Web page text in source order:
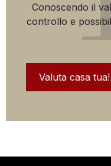
Conoscendo il
controllo e
Valuta casa tua!